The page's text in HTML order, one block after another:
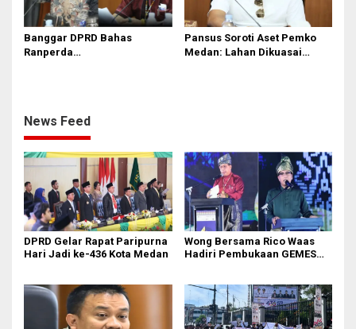
Banggar DPRD Bahas
Ranperda
Pansus Soroti Aset Pemko
Medan: Lahan Dikuasai
News Feed
DPRD Gelar Rapat Paripurna
Hari Jadi ke-436 Kota Medan
Wong Bersama Rico Waas
Hadiri Pembukaan GEMES